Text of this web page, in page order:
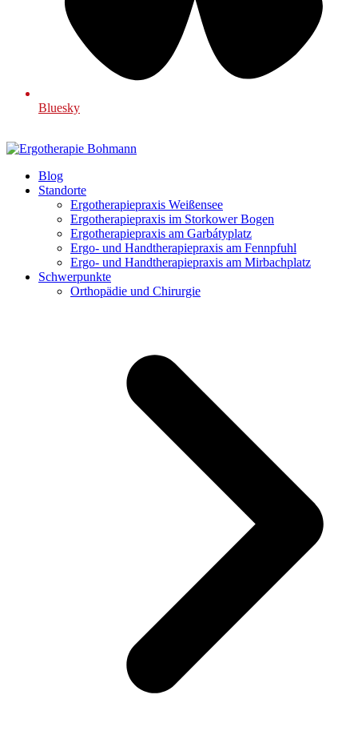
Bluesky
Blog
Standorte
Ergotherapiepraxis Weißensee
Ergotherapiepraxis im Storkower Bogen
Ergotherapiepraxis am Garbátyplatz
Ergo- und Handtherapiepraxis am Fennpfuhl
Ergo- und Handtherapiepraxis am Mirbachplatz
Schwerpunkte
Orthopädie und Chirurgie